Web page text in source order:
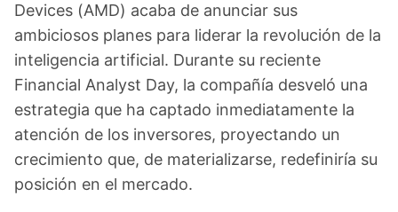
Devices (AMD) acaba de anunciar sus
ambiciosos planes para liderar la revolución de la
inteligencia artificial. Durante su reciente
Financial Analyst Day, la compañía desveló una
estrategia que ha captado inmediatamente la
atención de los inversores, proyectando un
crecimiento que, de materializarse, redefiniría su
posición en el mercado.